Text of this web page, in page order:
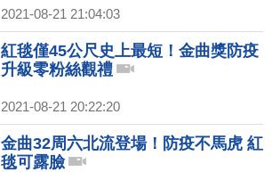
2021-08-21 21:04:03
紅毯僅45公尺史上最短！金曲獎防疫
升級零粉絲觀禮
2021-08-21 20:22:20
金曲32周六北流登場！防疫不馬虎 紅
毯可露臉